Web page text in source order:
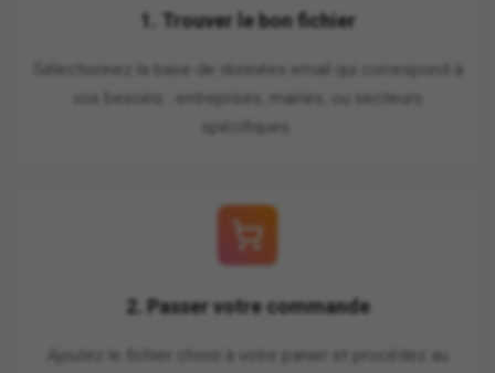
1. Trouver le bon fichier
Sélectionnez la base de données email qui correspond à
vos besoins : entreprises, mairies, ou secteurs
spécifiques.
2. Passer votre commande
Ajoutez le fichier choisi à votre panier et procédez au